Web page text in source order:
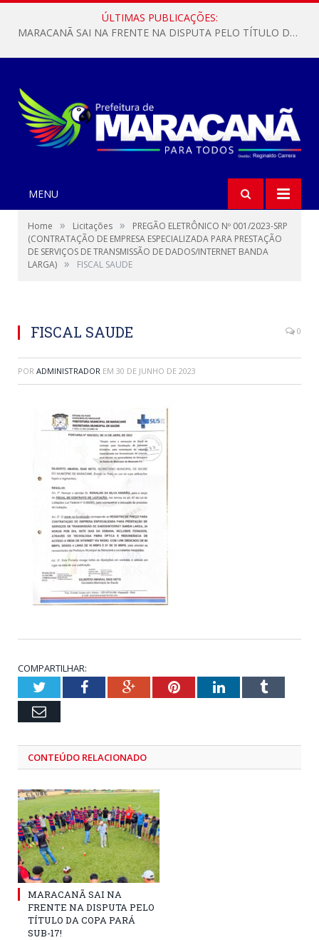
ÚLTIMAS PUBLICAÇÕES:
MARACANÃ SAI NA FRENTE NA DISPUTA PELO TÍTULO DA COPA PARÁ SUB-17!
MENU
Home » Licitações »
PREGÃO ELETRÔNICO Nº 001/2023-SRP
(CONTRATAÇÃO DE EMPRESA ESPECIALIZADA PARA PRESTAÇÃO
DE SERVIÇOS DE TRANSMISSÃO DE DADOS/INTERNET BANDA
LARGA) » FISCAL SAUDE
FISCAL SAUDE 0
POR ADMINISTRADOR EM 30 DE JUNHO DE 2023
COMPARTILHAR:
TwitterFacebookGoogle+PinterestLinkedInTumblr
Email
CONTEÚDO RELACIONADO
MARACANÃ SAI NA
FRENTE NA DISPUTA PELO
TÍTULO DA COPA PARÁ
SUB-17!